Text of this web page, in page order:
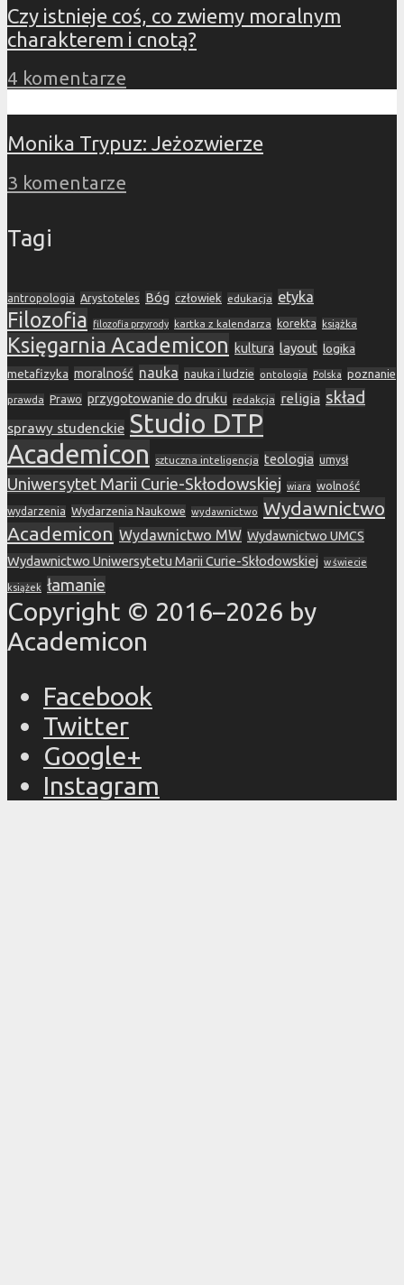
Czy istnieje coś, co zwiemy moralnym
charakterem i cnotą?
4 komentarze
Monika Trypuz: Jeżozwierze
3 komentarze
Tagi
antropologia Arystoteles Bóg człowiek edukacja etyka
Filozofia filozofia przyrody kartka z kalendarza korekta książka
Księgarnia Academicon kultura layout logika
metafizyka moralność nauka nauka i ludzie ontologia Polska poznanie
prawda Prawo przygotowanie do druku redakcja religia skład
sprawy studenckie Studio DTP
Academicon
sztuczna inteligencja teologia umysł
Uniwersytet Marii Curie-Skłodowskiej wiara wolność
wydarzenia Wydarzenia Naukowe wydawnictwo Wydawnictwo
Academicon Wydawnictwo MW Wydawnictwo UMCS
Wydawnictwo Uniwersytetu Marii Curie-Skłodowskiej w świecie
książek łamanie
Copyright © 2016–2026 by
Academicon
Facebook
Twitter
Google+
Instagram